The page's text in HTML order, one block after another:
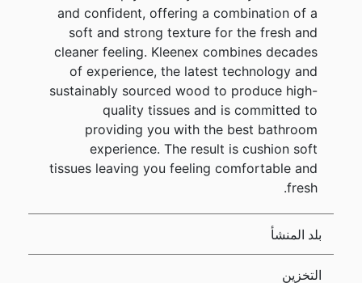
and confident, offering a combination of a
soft and strong texture for the fresh and
cleaner feeling. Kleenex combines decades
of experience, the latest technology and
sustainably sourced wood to produce high-
quality tissues and is committed to
providing you with the best bathroom
experience. The result is cushion soft
tissues leaving you feeling comfortable and
fresh.
بلد المنشأ
التخزين